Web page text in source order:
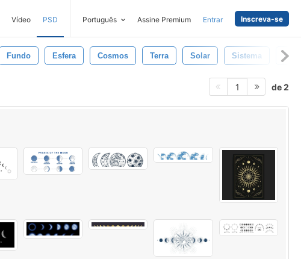
Vídeo PSD Português Assine Premium Entrar Inscreva-se
Fundo Esfera Cosmos Terra Solar Sistema Dom
1 de 2